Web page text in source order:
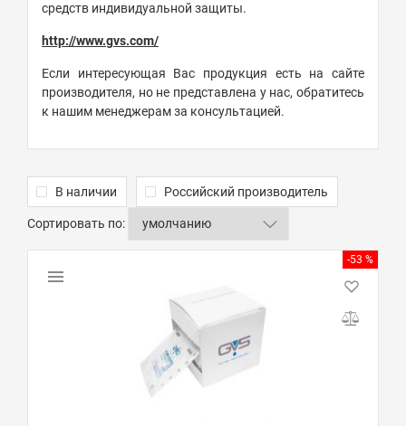
средств индивидуальной защиты.
http://www.gvs.com/
Если интересующая Вас продукция есть на сайте
производителя, но не представлена у нас, обратитесь
к нашим менеджерам за консультацией.
В наличии Российский производитель
Сортировать по:
-53 %